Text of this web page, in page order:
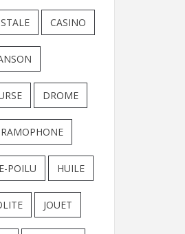
CASINO
DROME
POILU HUILE
JOUET